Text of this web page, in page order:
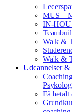
MUS –
IN-
Walk &
Walk &
Uddannelser &
Få betalt